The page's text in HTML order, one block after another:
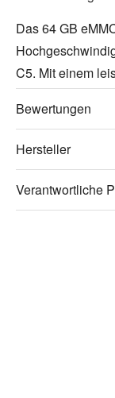
Das 64 GB
C5. Mit einem
Bewertungen
Hersteller
Verantwortliche